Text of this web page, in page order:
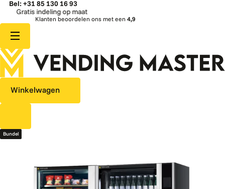
Bel: +31 85 130 16 93
Gratis indeling op maat
Klanten beoordelen ons met een 4,9
Winkelwagen
Bundel